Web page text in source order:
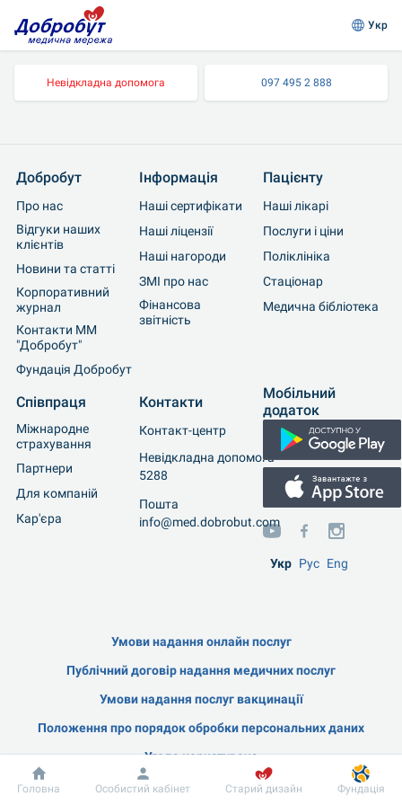
Укр
Невідкладна допомога 097 495 2 888
Добробут
Про нас
Відгуки наших
клієнтів
Новини та статті
Корпоративний
журнал
Контакти ММ
"Добробут"
Фундація Добробут
Інформація
Наші сертифікати
Наші ліцензії
Наші нагороди
ЗМІ про нас
Фінансова
звітність
Пацієнту
Наші лікарі
Послуги і ціни
Поліклініка
Стаціонар
Медична бібліотека
Співпраця
Міжнародне
страхування
Партнери
Для компаній
Кар'єра
Контакти
Контакт-центр
Невідкладна допомога
5288
Пошта
info@med.dobrobut.com
Мобільний
додаток
Укр Рус Eng
Умови надання онлайн послуг
Публічний договір надання медичних послуг
Умови надання послуг вакцинації
Положення про порядок обробки персональних даних
Угода користувача
Верифікація пацієнта
Головна Особистий кабінет Старий дизайн Фундація